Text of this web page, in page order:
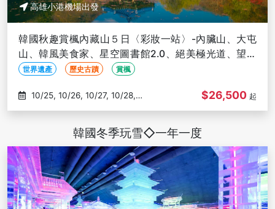
高雄小港機場出發
韓國秋趣賞楓內藏山５日〈彩妝一站〉-內臟山、大屯
山、韓風美食家、星空圖書館2.0、絕美極光道、望遠
市場-高雄出發
世界遺產 歷史古蹟 賞楓
10/29
$26,500 起
韓國冬季玩雪◇一年一度